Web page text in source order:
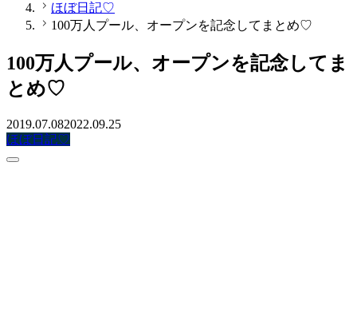
ほぼ日記♡
100万人プール、オープンを記念してまとめ♡
100万人プール、オープンを記念してま
とめ♡
2019.07.082022.09.25
ほぼ日記♡